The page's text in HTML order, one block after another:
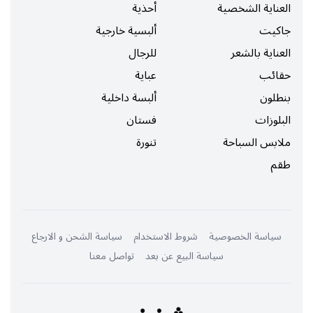
العناية الشخصية
أحذية
جاكيت
ألبسية خارجية
العناية بالشعر
للرجال
حقائب
عباية
بنطلون
ألبسة داخلية
البلوزات
فستان
ملابس السباحة
تنورة
طقم
سياسة الخصوصية شروط الاستخدام
سياسة الشحن و الارجاع
سياسة البيع عن بعد تواصل معنا